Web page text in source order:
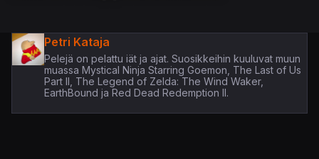
Petri Kataja
Pelejä on pelattu iät ja ajat. Suosikkeihin kuuluvat muun
muassa Mystical Ninja Starring Goemon, The Last of Us
Part II, The Legend of Zelda: The Wind Waker,
EarthBound ja Red Dead Redemption II.